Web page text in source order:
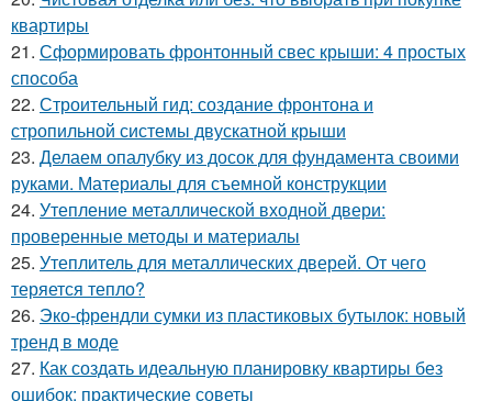
квартиры
21. Сформировать фронтонный свес крыши: 4 простых
способа
22. Строительный гид: создание фронтона и
стропильной системы двускатной крыши
23. Делаем опалубку из досок для фундамента своими
руками. Материалы для съемной конструкции
24. Утепление металлической входной двери:
проверенные методы и материалы
25. Утеплитель для металлических дверей. От чего
теряется тепло?
26. Эко-френдли сумки из пластиковых бутылок: новый
тренд в моде
27. Как создать идеальную планировку квартиры без
ошибок: практические советы